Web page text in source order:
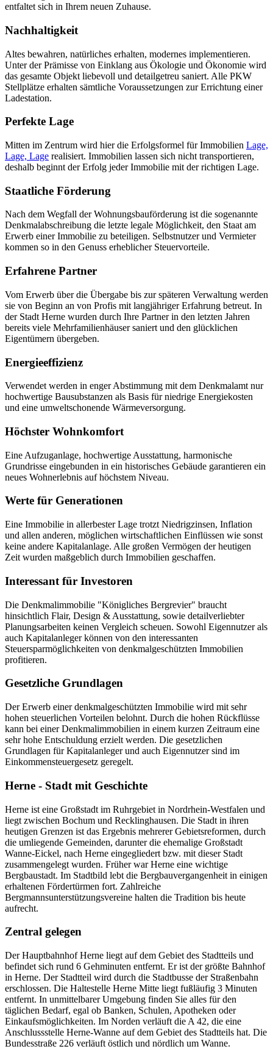
entfaltet sich in Ihrem neuen Zuhause.
Nachhaltigkeit
Altes bewahren, natürliches erhalten, modernes implementieren.
Unter der Prämisse von Einklang aus Ökologie und Ökonomie wird
das gesamte Objekt liebevoll und detailgetreu saniert. Alle PKW
Stellplätze erhalten sämtliche Voraussetzungen zur Errichtung einer
Ladestation.
Perfekte Lage
Mitten im Zentrum wird hier die Erfolgsformel für Immobilien Lage,
Lage, Lage realisiert. Immobilien lassen sich nicht transportieren,
deshalb beginnt der Erfolg jeder Immobilie mit der richtigen Lage.
Staatliche Förderung
Nach dem Wegfall der Wohnungsbauförderung ist die sogenannte
Denkmalabschreibung die letzte legale Möglichkeit, den Staat am
Erwerb einer Immobilie zu beteiligen. Selbstnutzer und Vermieter
kommen so in den Genuss erheblicher Steuervorteile.
Erfahrene Partner
Vom Erwerb über die Übergabe bis zur späteren Verwaltung werden
sie von Beginn an von Profis mit langjähriger Erfahrung betreut. In
der Stadt Herne wurden durch Ihre Partner in den letzten Jahren
bereits viele Mehrfamilienhäuser saniert und den glücklichen
Eigentümern übergeben.
Energieeffizienz
Verwendet werden in enger Abstimmung mit dem Denkmalamt nur
hochwertige Bausubstanzen als Basis für niedrige Energiekosten
und eine umweltschonende Wärmeversorgung.
Höchster Wohnkomfort
Eine Aufzuganlage, hochwertige Ausstattung, harmonische
Grundrisse eingebunden in ein historisches Gebäude garantieren ein
neues Wohnerlebnis auf höchstem Niveau.
Werte für Generationen
Eine Immobilie in allerbester Lage trotzt Niedrigzinsen, Inflation
und allen anderen, möglichen wirtschaftlichen Einflüssen wie sonst
keine andere Kapitalanlage. Alle großen Vermögen der heutigen
Zeit wurden maßgeblich durch Immobilien geschaffen.
Interessant für Investoren
Die Denkmalimmobilie "Königliches Bergrevier" braucht
hinsichtlich Flair, Design & Ausstattung, sowie detailverliebter
Planungsarbeiten keinen Vergleich scheuen. Sowohl Eigennutzer als
auch Kapitalanleger können von den interessanten
Steuersparmöglichkeiten von denkmalgeschützten Immobilien
profitieren.
Gesetzliche Grundlagen
Der Erwerb einer denkmalgeschützten Immobilie wird mit sehr
hohen steuerlichen Vorteilen belohnt. Durch die hohen Rückflüsse
kann bei einer Denkmalimmobilien in einem kurzen Zeitraum eine
sehr hohe Entschuldung erzielt werden. Die gesetzlichen
Grundlagen für Kapitalanleger und auch Eigennutzer sind im
Einkommensteuergesetz geregelt.
Herne - Stadt mit Geschichte
Herne ist eine Großstadt im Ruhrgebiet in Nordrhein-Westfalen und
liegt zwischen Bochum und Recklinghausen. Die Stadt in ihren
heutigen Grenzen ist das Ergebnis mehrerer Gebietsreformen, durch
die umliegende Gemeinden, darunter die ehemalige Großstadt
Wanne-Eickel, nach Herne eingegliedert bzw. mit dieser Stadt
zusammengelegt wurden. Früher war Herne eine wichtige
Bergbaustadt. Im Stadtbild lebt die Bergbauvergangenheit in einigen
erhaltenen Fördertürmen fort. Zahlreiche
Bergmannsunterstützungsvereine halten die Tradition bis heute
aufrecht.
Zentral gelegen
Der Hauptbahnhof Herne liegt auf dem Gebiet des Stadtteils und
befindet sich rund 6 Gehminuten entfernt. Er ist der größte Bahnhof
in Herne. Der Stadtteil wird durch die Stadtbusse der Straßenbahn
erschlossen. Die Haltestelle Herne Mitte liegt fußläufig 3 Minuten
entfernt. In unmittelbarer Umgebung finden Sie alles für den
täglichen Bedarf, egal ob Banken, Schulen, Apotheken oder
Einkaufsmöglichkeiten. Im Norden verläuft die A 42, die eine
Anschlussstelle Herne-Wanne auf dem Gebiet des Stadtteils hat. Die
Bundesstraße 226 verläuft östlich und nördlich um Wanne.